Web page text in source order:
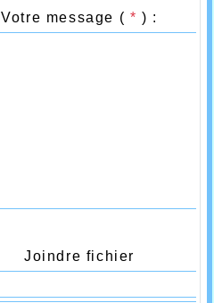
Votre message ( * ) :
Joindre fichier